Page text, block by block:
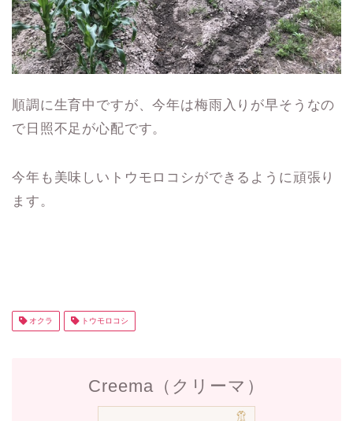
順調に生育中ですが、今年は梅雨入りが早そうなの
で日照不足が心配です。
今年も美味しいトウモロコシができるように頑張り
ます。
オクラ トウモロコシ
Creema（クリーマ）